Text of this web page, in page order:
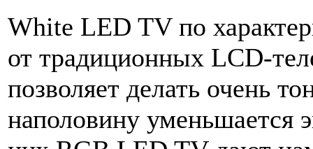
White LED TV по
от традиционных LCD-
позволяет делать очень
наполовину уменьшается